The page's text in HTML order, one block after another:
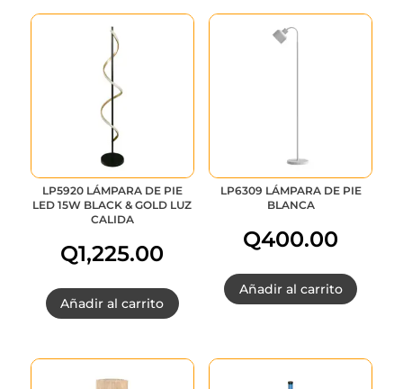
LP5920 LÁMPARA DE PIE
LED 15W BLACK & GOLD LUZ
CALIDA
Q1,225.00
Añadir al carrito
LP6309 LÁMPARA DE PIE
BLANCA
Q400.00
Añadir al carrito